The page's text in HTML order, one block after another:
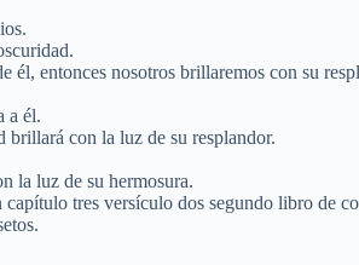
él, entonces nosotros brillaremos con su
a él.
brillará con la luz de su resplandor.
la luz de su hermosura.
tres versículo dos segundo libro de